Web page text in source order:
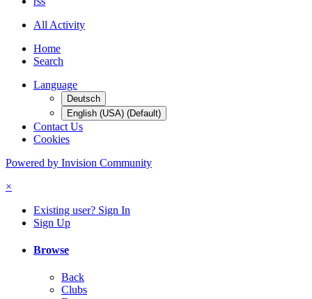
All Activity
Home
Search
Language
Deutsch
English (USA) (Default)
Contact Us
Cookies
Powered by Invision Community
×
Existing user? Sign In
Sign Up
Browse
Back
Clubs